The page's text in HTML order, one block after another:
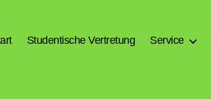
Studentische Vertretung Service